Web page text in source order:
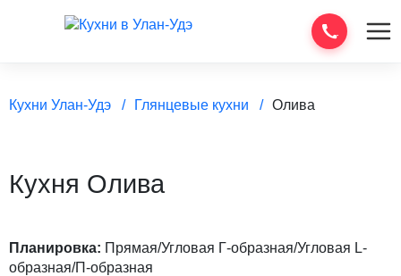
Кухни Улан-Удэ Глянцевые кухни Олива
Кухня Олива
Планировка: Прямая/Угловая Г-образная/Угловая L-
образная/П-образная